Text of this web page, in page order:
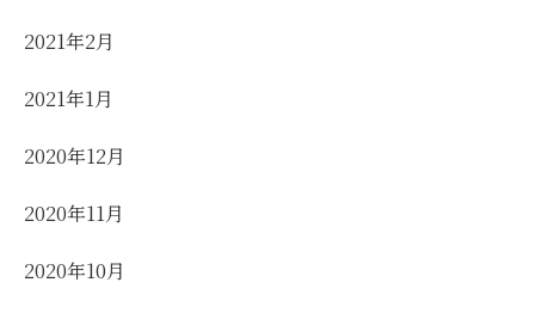
2021年2月
2021年1月
2020年12月
2020年11月
2020年10月